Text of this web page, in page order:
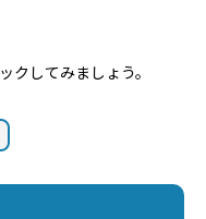
クしてみましょう。